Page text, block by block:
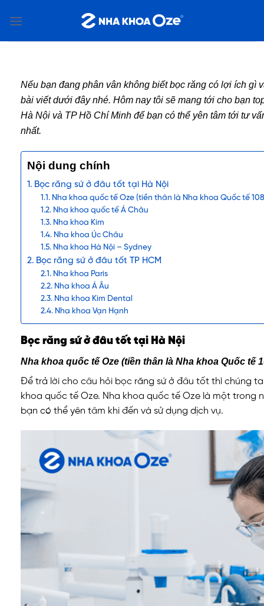
qua
Nếu bạn đang phân vân không biết bọc răng có lợi ích gì
bài viết dưới đây nhé. Hôm nay tôi sẽ mang tới cho bạn
Hà Nội và TP Hồ Chí Minh để bạn có thể yên tâm tới tư
nhất.
Nội dung chính
Bọc răng sứ ở đâu tốt tại Hà Nội
Nha khoa quốc tế Oze (tiền thân là Nha khoa Quốc tế
Nha khoa quốc tế Á Châu
Nha khoa Kim
Nha khoa Úc Châu
Nha khoa Hà Nội – Sydney
Bọc răng sứ ở đâu tốt TP HCM
Nha khoa Paris
Nha khoa Á Âu
Nha khoa Kim Dental
Nha khoa Vạn Hạnh
Bọc răng sứ ở đâu tốt tại Hà Nội
Nha khoa quốc tế Oze (tiền thân là Nha khoa Quốc tế
Để trả lời cho câu hỏi bọc răng sứ ở đâu tốt thì chúng
khoa quốc tế Oze. Nha khoa quốc tế Oze là một trong
bạn có thể yên tâm khi đến và sử dụng dịch vụ.